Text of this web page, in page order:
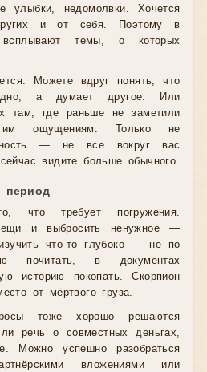
улыбки, недомолвки. Хочется
и от себя. Поэтому в
всплывают темы, о которых
Можете вдруг понять, что
а думает другое. Или
там, где раньше не заметили
ощущениям. Только не
— не все вокруг вас
видите больше обычного.
период
что требует погружения.
и выбросить ненужное —
что-то глубоко — не по
почитать, в документах
историю покопать. Скорпион
от мёртвого груза.
тоже хорошо решаются
речь о совместных деньгах,
Можно успешно разобраться
вложениями или